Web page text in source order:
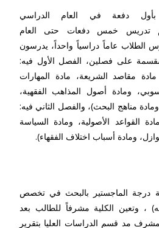
بأول دفعة في العام الدراسي
وتم تدريس خمس دفعات حتى العام
ويدرس الطلاب عاماً دراسياً واحداً، يدرسون
على فصلين، الفصل الأول فيه:
مقاصد الشريعة، مادة المهارات
ومادة أصول المذاهب الفقهية،
ومادة مناهج البحث)، والفصل الثاني فيه:
القواعد الأصولية، ومادة السياسة
ومادة أسباب اختلاف الفقهاء).
درجة الماجستير بالبحث في تخصص
، وتعين الكلية مشرفاً للطالب بعد
مد قسم الدراسات العليا بتقرير